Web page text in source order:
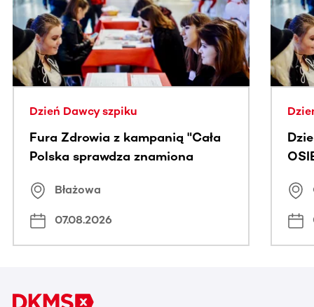
Dzień Dawcy szpiku
Fura Zdrowia z kampanią "Cała
Polska sprawdza znamiona
Błażowa
07.08.2026